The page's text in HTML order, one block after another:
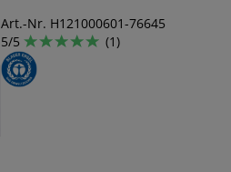
Art.-Nr. H121000601-76645
5/5
(1)